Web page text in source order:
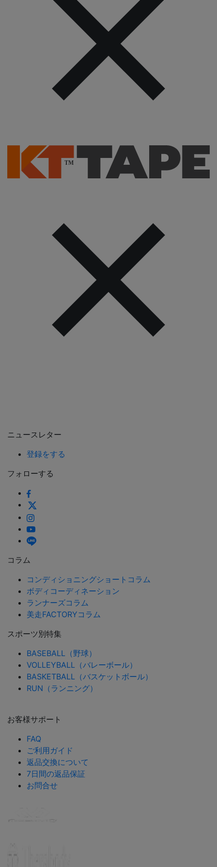
ニュースレター
登録をする
フォローする
コラム
コンディショニングショートコラム
ボディコーディネーション
ランナーズコラム
美走FACTORYコラム
スポーツ別特集
BASEBALL（野球）
VOLLEYBALL（バレーボール）
BASKETBALL（バスケットボール）
RUN（ランニング）
お客様サポート
FAQ
ご利用ガイド
返品交換について
7日間の返品保証
お問合せ